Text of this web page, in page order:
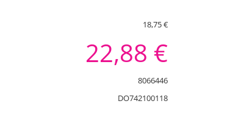
18,75 €
22,88 €
8066446
DO742100118